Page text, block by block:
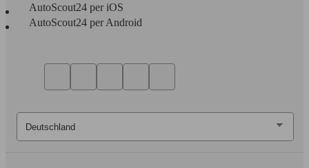
AutoScout24 per iOS
AutoScout24 per Android